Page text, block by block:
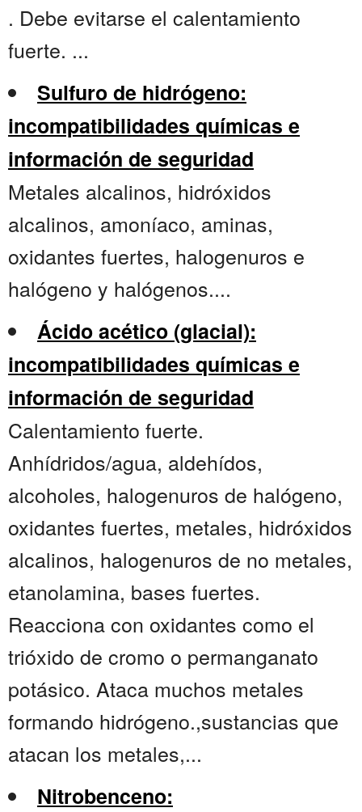
. Debe evitarse el calentamiento
fuerte. ...
Sulfuro de hidrógeno:
incompatibilidades químicas e
información de seguridad
Metales alcalinos, hidróxidos
alcalinos, amoníaco, aminas,
oxidantes fuertes, halogenuros e
halógeno y halógenos....
Ácido acético (glacial):
incompatibilidades químicas e
información de seguridad
Calentamiento fuerte.
Anhídridos/agua, aldehídos,
alcoholes, halogenuros de halógeno,
oxidantes fuertes, metales, hidróxidos
alcalinos, halogenuros de no metales,
etanolamina, bases fuertes.
Reacciona con oxidantes como el
trióxido de cromo o permanganato
potásico. Ataca muchos metales
formando hidrógeno.,sustancias que
atacan los metales,...
Nitrobenceno: